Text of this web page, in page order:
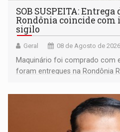
SOB SUSPEITA:
Rondônia coincide com
sigilo
Geral 08 de Agosto de
Maquinário foi comprado com
foram entregues na Rondônia